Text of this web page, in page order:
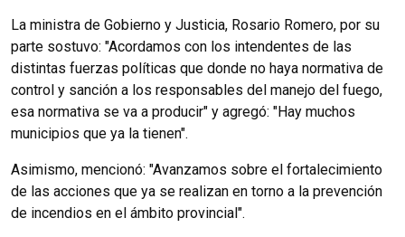
La ministra de Gobierno y Justicia, Rosario Romero, por su
parte sostuvo: "Acordamos con los intendentes de las
distintas fuerzas políticas que donde no haya normativa de
control y sanción a los responsables del manejo del fuego,
esa normativa se va a producir" y agregó: "Hay muchos
municipios que ya la tienen".
Asimismo, mencionó: "Avanzamos sobre el fortalecimiento
de las acciones que ya se realizan en torno a la prevención
de incendios en el ámbito provincial".